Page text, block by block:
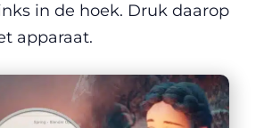
in de hoek. Druk daarop
apparaat.